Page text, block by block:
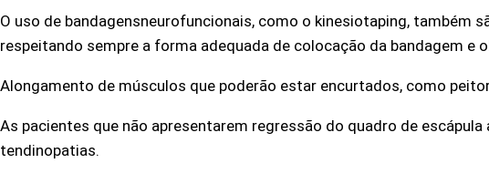
O uso de bandagensneurofuncionais, como o kinesiotaping,
respeitando sempre a forma adequada de colocação da bandagem e
Alongamento de músculos que poderão estar encurtados, como
As pacientes que não apresentarem regressão do quadro de
tendinopatias.